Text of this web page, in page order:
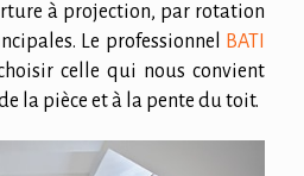
à projection, par rotation
Le professionnel
BATI
celle qui nous convient
la pièce et à la pente du toit.